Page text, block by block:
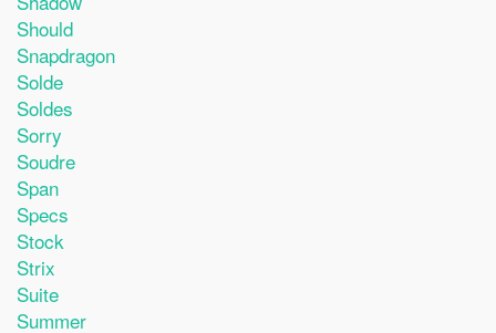
Should
Snapdragon
Solde
Soldes
Sorry
Soudre
Span
Specs
Stock
Strix
Suite
Summer